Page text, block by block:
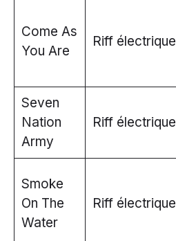
Come As
You Are
Riff électrique
Seven
Nation
Army
Riff électrique
Smoke
On The
Water
Riff électrique